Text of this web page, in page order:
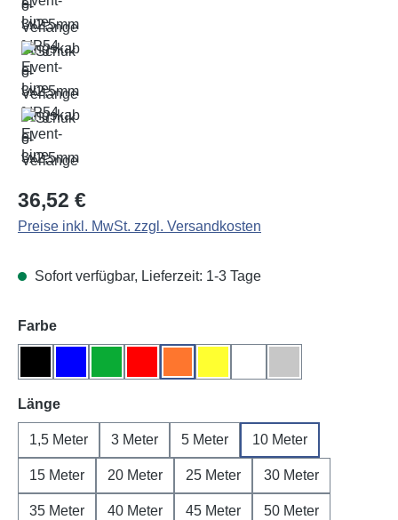
Regulärer Preis:
36,52 €
Preise inkl. MwSt. zzgl. Versandkosten
Sofort verfügbar, Lieferzeit: 1-3 Tage
Farbeauswählen
Längeauswählen
1,5 Meter 3 Meter 5 Meter 10 Meter
15 Meter 20 Meter 25 Meter 30 Meter
35 Meter 40 Meter 45 Meter 50 Meter